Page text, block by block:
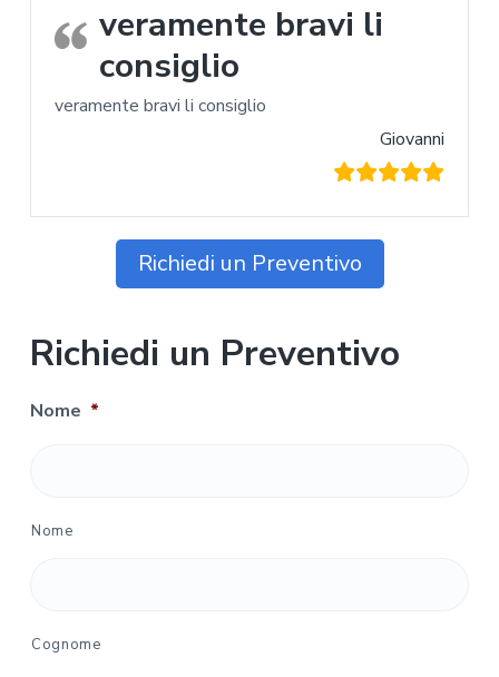
veramente bravi li
consiglio
veramente bravi li consiglio
Giovanni
Richiedi un Preventivo
Richiedi un Preventivo
Nome *
Nome
Cognome